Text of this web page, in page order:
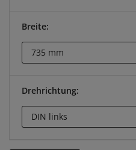
Breite:
Drehrichtung: